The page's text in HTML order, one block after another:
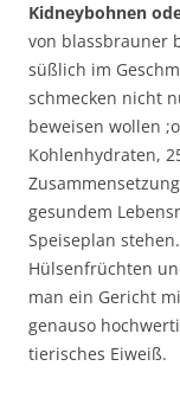
Kidneybohnen
von blassbrauner
süßlich im
schmecken nicht
beweisen wollen
Kohlenhydraten,
gesundem
Speiseplan
Hülsenfrüchten
man ein Gericht
genauso
tierisches Eiweiß.